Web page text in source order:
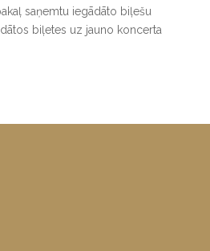
saņemtu iegādāto biļešu
biļetes uz jauno koncerta